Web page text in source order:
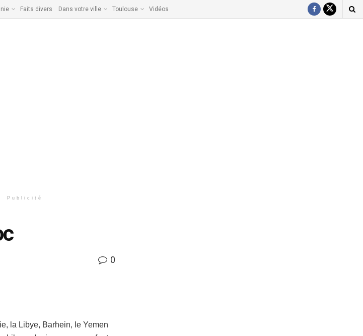
Faits divers Dans votre ville Toulouse Vidéos
Publicité
0
la Libye, Barhein, le Yemen